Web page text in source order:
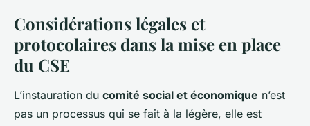
Considérations légales et
protocolaires dans la mise en place
du CSE
L’instauration du comité social et économique n’est
pas un processus qui se fait à la légère, elle est